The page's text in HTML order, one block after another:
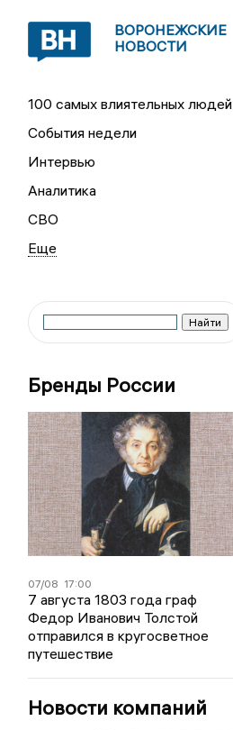
ВОРОНЕЖСКИЕ
НОВОСТИ
100 самых влиятельных людей
События недели
Интервью
Аналитика
СВО
Бренды России
07/08 17:00
7 августа 1803 года граф
Федор Иванович Толстой
отправился в кругосветное
путешествие
Новости компаний